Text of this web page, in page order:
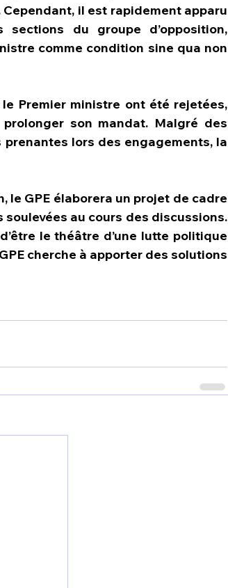
il est rapidement apparu
du groupe d’opposition,
comme condition sine qua non
Premier ministre ont été rejetées,
son mandat. Malgré des
lors des engagements, la
le GPE élaborera un projet de cadre
au cours des discussions.
le théâtre d’une lutte politique
cherche à apporter des solutions